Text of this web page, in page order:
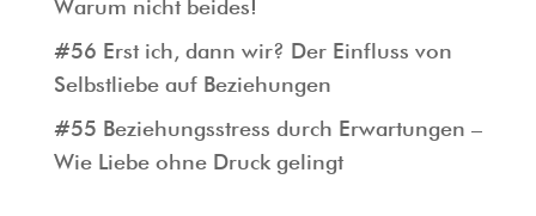
Warum nicht beides!
#56 Erst ich, dann wir? Der Einfluss von
Selbstliebe auf Beziehungen
#55 Beziehungsstress durch Erwartungen –
Wie Liebe ohne Druck gelingt